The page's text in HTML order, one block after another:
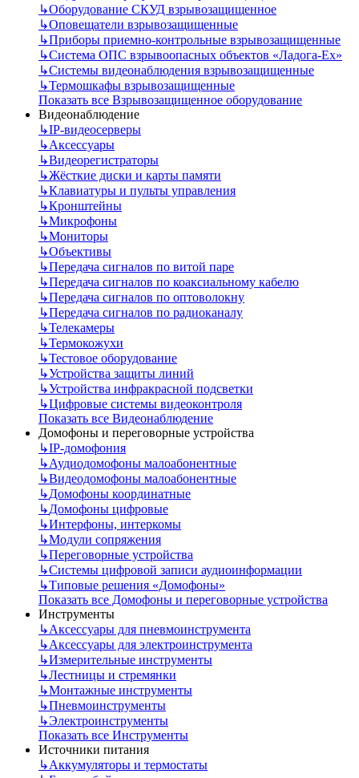
↳Оборудование СКУД взрывозащищенное
↳Оповещатели взрывозащищенные
↳Приборы приемно-контрольные взрывозащищенные
↳Система ОПС взрывоопасных объектов «Ладога-Ex»
↳Системы видеонаблюдения взрывозащищенные
↳Термошкафы взрывозащищенные
Показать все Взрывозащищенное оборудование
Видеонаблюдение
↳IP-видеосерверы
↳Аксессуары
↳Видеорегистраторы
↳Жёсткие диски и карты памяти
↳Клавиатуры и пульты управления
↳Кронштейны
↳Микрофоны
↳Мониторы
↳Объективы
↳Передача сигналов по витой паре
↳Передача сигналов по коаксиальному кабелю
↳Передача сигналов по оптоволокну
↳Передача сигналов по радиоканалу
↳Телекамеры
↳Термокожухи
↳Тестовое оборудование
↳Устройства защиты линий
↳Устройства инфракрасной подсветки
↳Цифровые системы видеоконтроля
Показать все Видеонаблюдение
Домофоны и переговорные устройства
↳IP-домофония
↳Аудиодомофоны малоабонентные
↳Видеодомофоны малоабонентные
↳Домофоны координатные
↳Домофоны цифровые
↳Интерфоны, интеркомы
↳Модули сопряжения
↳Переговорные устройства
↳Системы цифровой записи аудиоинформации
↳Типовые решения «Домофоны»
Показать все Домофоны и переговорные устройства
Инструменты
↳Аксессуары для пневмоинструмента
↳Аксессуары для электроинструмента
↳Измерительные инструменты
↳Лестницы и стремянки
↳Монтажные инструменты
↳Пневмоинструменты
↳Электроинструменты
Показать все Инструменты
Источники питания
↳Аккумуляторы и термостаты